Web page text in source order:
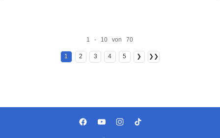
1 - 10 von 70
1 2 3 4 5 ❯ ❯❯